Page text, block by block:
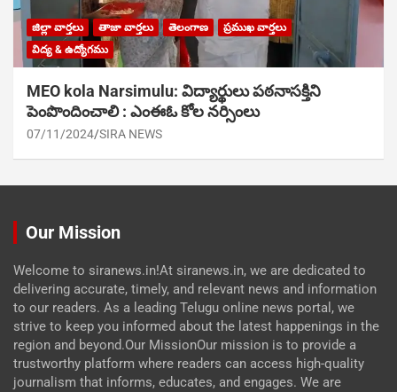
జిల్లా వార్తలు తాజా వార్తలు తెలంగాణ
ప్రముఖ వార్తలు
విద్య & ఉద్యోగము
MEO kola Narsimulu: విద్యార్థులు పఠ‌నాసక్తిని
పెంపొందించాలి : ఎంఈఓ కోల నర్సింలు
07/11/2024 SIRA NEWS
Our Mission
Welcome to siranews.in!At siranews.in, we are dedicated to
delivering accurate, timely, and relevant news and information
to our readers. As a leading Telugu online news portal, we
strive to keep you informed about the latest happenings in the
region and beyond.Our MissionOur mission is to provide a
trustworthy platform where readers can access high-quality
journalism that informs, educates, and engages. We are